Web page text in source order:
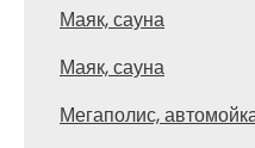
Маяк, сауна
Маяк, сауна
Мегаполис,